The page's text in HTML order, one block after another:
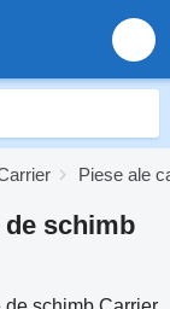
Piese ale
schimb